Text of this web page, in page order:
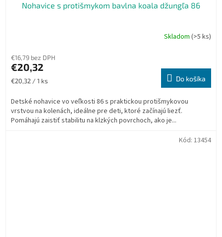
Nohavice s protišmykom bavlna koala džungľa 86
Skladom (>5 ks)
€16,79 bez DPH
€20,32
Jednotková
€20,32 / 1 ks Do košíka
Detské nohavice vo veľkosti 86 s praktickou protišmykovou
vrstvou na kolenách, ideálne pre deti, ktoré začínajú liezť.
Pomáhajú zaistiť stabilitu na klzkých povrchoch, ako je...
Kód: 13454